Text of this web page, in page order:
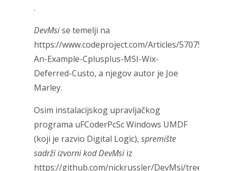
.
DevMsise temelji na
https://www.codeproject.com/Articles/570751/
An-Example-Cplusplus-MSI-Wix-
Deferred-Custo, a njegov autor je Joe
Marley.
Osim instalacijskog upravljačkog
programa uFCoderPcSc Windows UMDF
(koji je razvio Digital Logic),spremište
sadrži izvorni kod DevMsiiz
https://github.com/nickrussler/DevMsi/tree/